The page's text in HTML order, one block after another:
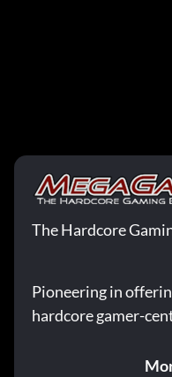
The Hardcore
Pioneering in
hardcore gamer-